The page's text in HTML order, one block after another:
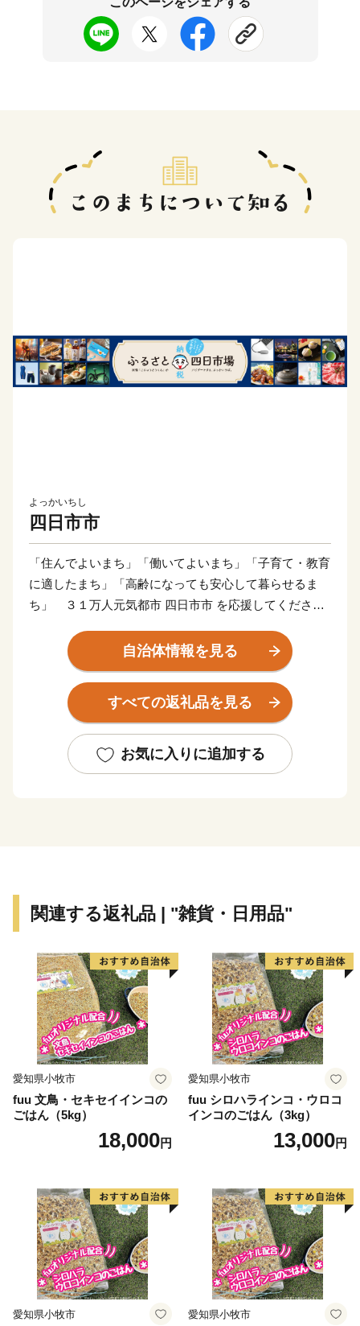
よっかいちし
四日市市
「住んでよいまち」「働いてよいまち」「子育て・教育
に適したまち」「高齢になっても安心して暮らせるま
ち」 ３１万人元気都市 四日市市 を応援してくださ
四日市市は、日本のほぼ中央に位置し、西は鈴鹿山
脈、東は伊勢湾に面した自然豊かな地域であり、東海・
近畿・北陸・という３つの経済圏につながる地理的条件
にも恵まれた都市です。
魅力を有し、特に、公害を教訓に環境技術を蓄積してき
た石油化学コンビナートや内陸部の半導体製造工場をは
「３１万人元気都市 四日市市」の実現に向けて、ぜ
自治体情報を見る
すべての返礼品を見る
お気に入りに追加する
関連する返礼品 | "雑貨・日用品"
愛知県小牧市
fuu 文鳥・セキセイインコの
ごはん（5kg）
18,000円
愛知県小牧市
fuu シロハラインコ・ウロコ
インコのごはん（3kg）
13,000円
愛知県小牧市 愛知県小牧市